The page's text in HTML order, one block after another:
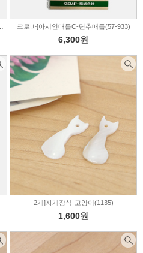
크로바]아시안매듭C-단추매듭(57-933)
6,300원
2개]자개장식-고양이(1135)
1,600원